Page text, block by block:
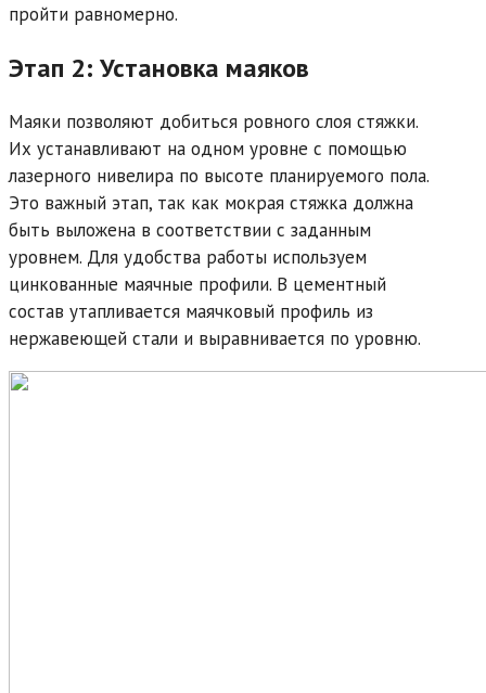
пройти равномерно.
Этап 2: Установка маяков
Маяки позволяют добиться ровного слоя стяжки.
Их устанавливают на одном уровне с помощью
лазерного нивелира по высоте планируемого пола.
Это важный этап, так как мокрая стяжка должна
быть выложена в соответствии с заданным
уровнем. Для удобства работы используем
цинкованные маячные профили. В цементный
состав утапливается маячковый профиль из
нержавеющей стали и выравнивается по уровню.